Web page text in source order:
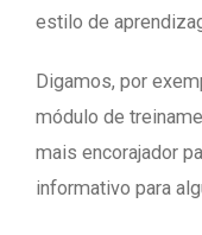
estilo de
Digamos, por
módulo de
mais encorajador
informativo para